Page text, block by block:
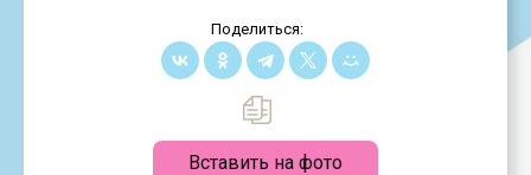
Поделиться:
Вставить на фото